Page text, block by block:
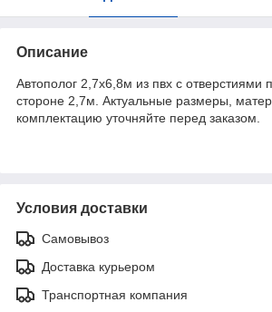
Описание
Автополог 2,7х6,8м из пвх с отверстиями
стороне 2,7м. Актуальные размеры,
комплектацию уточняйте перед заказом.
Условия доставки
Самовывоз
Доставка курьером
Транспортная компания